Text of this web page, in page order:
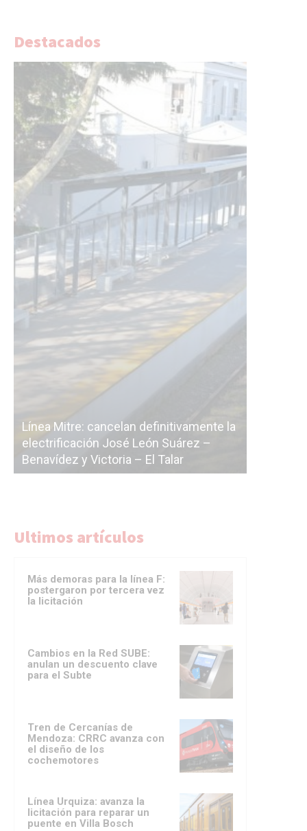
Destacados
La Ciudad vuelve a postergar la
licitación de la línea F
Ultimos artículos
Más demoras para la línea F:
postergaron por tercera vez
la licitación
Cambios en la Red SUBE:
anulan un descuento clave
para el Subte
Tren de Cercanías de
Mendoza: CRRC avanza con
el diseño de los
cochemotores
Línea Urquiza: avanza la
licitación para reparar un
puente en Villa Bosch